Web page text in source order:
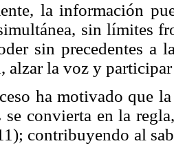
la información
sin límites
sin precedentes a
alzar la voz y
ha motivado que
convierta en la
contribuyendo al